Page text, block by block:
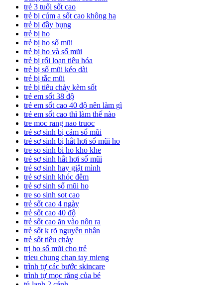
trẻ 3 tuổi sốt cao
trẻ bị cúm a sốt cao không hạ
trẻ bị đầy bụng
trẻ bị ho
trẻ bị ho sổ mũi
trẻ bị ho và sổ mũi
trẻ bị rối loạn tiêu hóa
trẻ bị sổ mũi kéo dài
trẻ bị tắc mũi
trẻ bị tiêu chảy kèm sốt
trẻ em sốt 38 độ
trẻ em sốt cao 40 độ nên làm gì
trẻ em sốt cao thì làm thế nào
tre moc rang nao truoc
trẻ sơ sinh bị cảm sổ mũi
trẻ sơ sinh bị hắt hơi sổ mũi ho
tre so sinh bi ho kho khe
trẻ sơ sinh hắt hơi sổ mũi
trẻ sơ sinh hay giật mình
trẻ sơ sinh khóc đêm
trẻ sơ sinh sổ mũi ho
tre so sinh sot cao
trẻ sốt cao 4 ngày
trẻ sốt cao 40 độ
trẻ sốt cao ăn vào nôn ra
trẻ sốt k rõ nguyên nhân
trẻ sốt tiêu chảy
trị ho sổ mũi cho trẻ
trieu chung chan tay mieng
trình tự các bước skincare
trình tự mọc răng của bé